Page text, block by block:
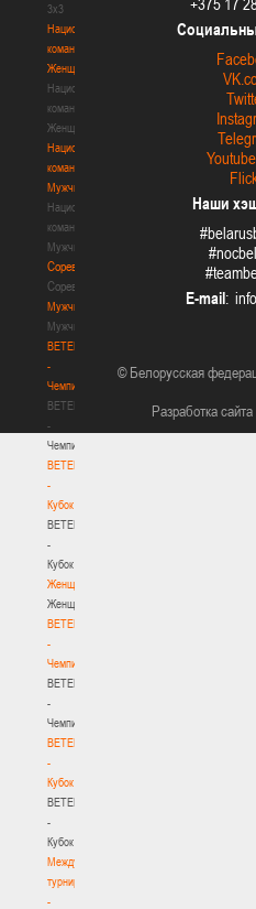
3х3
Национальная
команда.
Женщины
Национальная
команда.
Женщины
Национальная
команда.
Мужчины
Национальная
команда.
Мужчины
Соревнования
Соревнования
Мужчины
Мужчины
BETERA
-
Чемпионат
BETERA
-
Чемпионат
BETERA
-
Кубок
BETERA
-
Кубок
Женщины
Женщины
BETERA
-
Чемпионат
BETERA
-
Чемпионат
BETERA
-
Кубок
BETERA
-
Кубок
Международный
турнир
-
+375 17
Наши
E-mail:
© Белорусская
Разработка сайта